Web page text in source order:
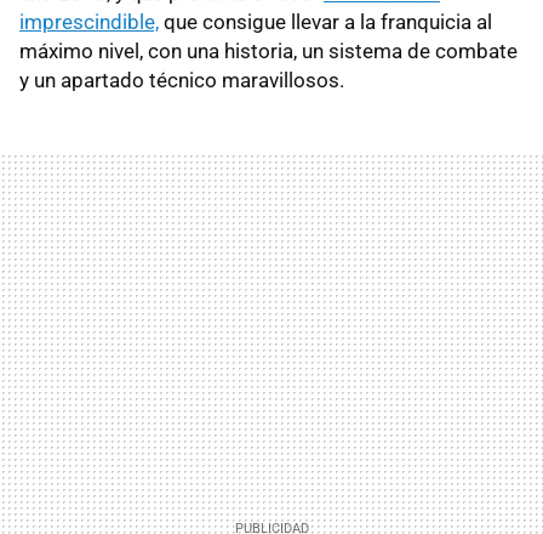
imprescindible, que consigue llevar a la franquicia al
máximo nivel, con una historia, un sistema de combate
y un apartado técnico maravillosos.